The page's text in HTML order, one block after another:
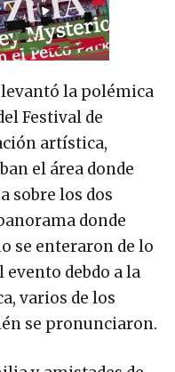
la polémica
Festival de
artística,
el área donde
sobre los dos
donde
se enteraron de lo
debdo a la
varios de los
se pronunciaron.